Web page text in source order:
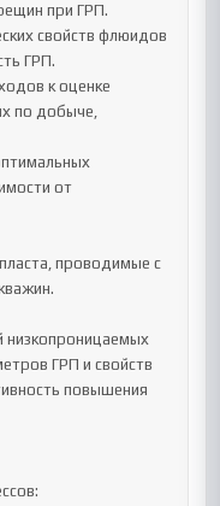
при ГРП.
свойств флюидов
ГРП.
к оценке
по добыче,
от
проводимые с
низкопроницаемых
ГРП и свойств
повышения